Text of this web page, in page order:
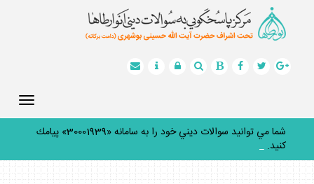
شما مي توانيد سوالات ديني خود را به سامانه «30001939» پيامك
كنيد. _